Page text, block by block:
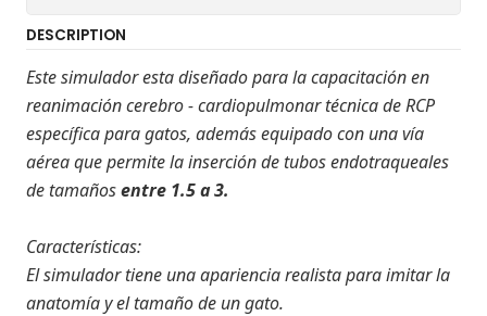
DESCRIPTION
Este simulador esta diseñado parala capacitación en
reanimación cerebro - cardiopulmonar técnica de RCP
específica para gatos, además equipado con una vía
aérea que permite la inserción de tubos endotraqueales
de tamañosentre 1.5 a 3.
Características:
El simulador tiene una apariencia realista para imitar la
anatomía y el tamaño de un gato.